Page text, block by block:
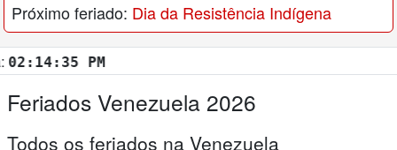
Próximo feriado: Dia da Resistência Indígena
PM
Feriados Venezuela 2026
Todos os feriados na Venezuela